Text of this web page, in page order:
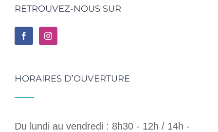
RETROUVEZ-NOUS SUR
HORAIRES D’OUVERTURE
Du lundi au vendredi : 8h30 - 12h / 14h -